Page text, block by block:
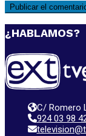
¿HABLAMOS?
C/ Romero
924 03 98